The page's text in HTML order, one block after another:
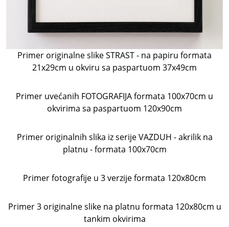
Primer originalne slike STRAST - na papiru formata
21x29cm u okviru sa paspartuom 37x49cm
Primer uvećanih FOTOGRAFIJA formata 100x70cm u
okvirima sa paspartuom 120x90cm
Primer originalnih slika iz serije VAZDUH - akrilik na
platnu - formata 100x70cm
Primer fotografije u 3 verzije formata 120x80cm
Primer 3 originalne slike na platnu formata 120x80cm u
tankim okvirima